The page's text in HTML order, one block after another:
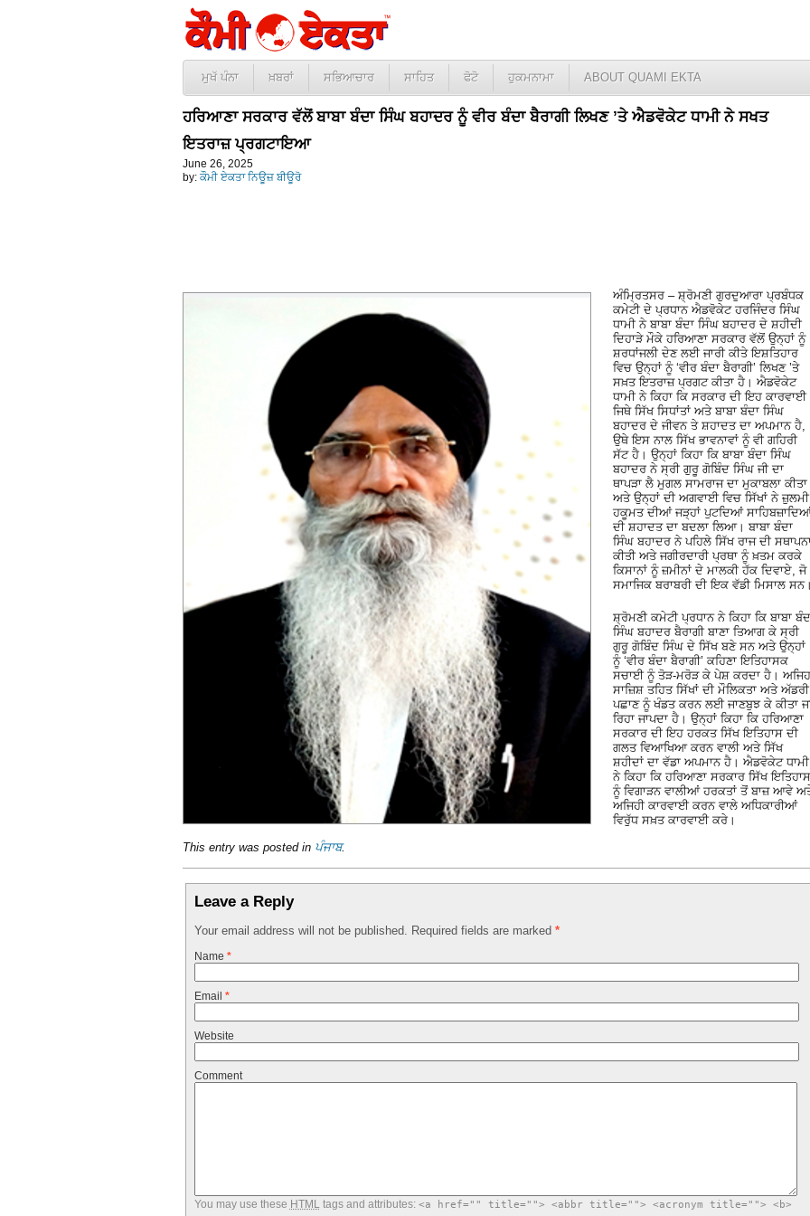
ਮੁਖੱ ਪੰਨਾ ਖ਼ਬਰਾਂ ਸਭਿਆਚਾਰ ਸਾਹਿਤ ਫੋਟੋ ਹੁਕਮਨਾਮਾ ABOUT QUAMI EKTA
ਹਰਿਆਣਾ ਸਰਕਾਰ ਵੱਲੋਂ ਬਾਬਾ ਬੰਦਾ ਸਿੰਘ ਬਹਾਦਰ ਨੂੰ ਵੀਰ ਬੰਦਾ ਬੈਰਾਗੀ ਲਿਖਣ ’ਤੇ ਐਡਵੋਕੇਟ ਧਾਮੀ ਨੇ ਸਖਤ
ਇਤਰਾਜ਼ ਪ੍ਰਗਟਾਇਆ
June 26, 2025
by: ਕੌਮੀ ਏਕਤਾ ਨਿਊਜ਼ ਬੀਊਰੋ
ਅੰਮ੍ਰਿਤਸਰ – ਸ਼੍ਰੋਮਣੀ ਗੁਰਦੁਆਰਾ ਪ੍ਰਬੰਧਕ
ਕਮੇਟੀ ਦੇ ਪ੍ਰਧਾਨ ਐਡਵੋਕੇਟ ਹਰਜਿੰਦਰ ਸਿੰਘ
ਧਾਮੀ ਨੇ ਬਾਬਾ ਬੰਦਾ ਸਿੰਘ ਬਹਾਦਰ ਦੇ ਸ਼ਹੀਦੀ
ਦਿਹਾੜੇ ਮੌਕੇ ਹਰਿਆਣਾ ਸਰਕਾਰ ਵੱਲੋਂ ਉਨ੍ਹਾਂ ਨੂੰ
ਸ਼ਰਧਾਂਜਲੀ ਦੇਣ ਲਈ ਜਾਰੀ ਕੀਤੇ ਇਸ਼ਤਿਹਾਰ
ਵਿਚ ਉਨ੍ਹਾਂ ਨੂੰ ‘ਵੀਰ ਬੰਦਾ ਬੈਰਾਗੀ’ ਲਿਖਣ ’ਤੇ
ਸਖ਼ਤ ਇਤਰਾਜ਼ ਪ੍ਰਗਟ ਕੀਤਾ ਹੈ। ਐਡਵੋਕੇਟ
ਧਾਮੀ ਨੇ ਕਿਹਾ ਕਿ ਸਰਕਾਰ ਦੀ ਇਹ ਕਾਰਵਾਈ
ਜਿਥੇ ਸਿੱਖ ਸਿਧਾਂਤਾਂ ਅਤੇ ਬਾਬਾ ਬੰਦਾ ਸਿੰਘ
ਬਹਾਦਰ ਦੇ ਜੀਵਨ ਤੇ ਸ਼ਹਾਦਤ ਦਾ ਅਪਮਾਨ ਹੈ,
ਉਥੇ ਇਸ ਨਾਲ ਸਿੱਖ ਭਾਵਨਾਵਾਂ ਨੂੰ ਵੀ ਗਹਿਰੀ
ਸੱਟ ਹੈ। ਉਨ੍ਹਾਂ ਕਿਹਾ ਕਿ ਬਾਬਾ ਬੰਦਾ ਸਿੰਘ
ਬਹਾਦਰ ਨੇ ਸ੍ਰੀ ਗੁਰੂ ਗੋਬਿੰਦ ਸਿੰਘ ਜੀ ਦਾ
ਥਾਪੜਾ ਲੈ ਮੁਗਲ ਸਾਮਰਾਜ ਦਾ ਮੁਕਾਬਲਾ ਕੀਤਾ
ਅਤੇ ਉਨ੍ਹਾਂ ਦੀ ਅਗਵਾਈ ਵਿਚ ਸਿੱਖਾਂ ਨੇ ਜ਼ੁਲਮੀ
ਹਕੂਮਤ ਦੀਆਂ ਜੜ੍ਹਾਂ ਪੁਟਦਿਆਂ
ਦੀ ਸ਼ਹਾਦਤ ਦਾ ਬਦਲਾ ਲਿਆ। ਬਾਬਾ ਬੰਦਾ
ਸਿੰਘ ਬਹਾਦਰ ਨੇ ਪਹਿਲੇ ਸਿੱਖ ਰਾਜ ਦੀ
ਕੀਤੀ ਅਤੇ ਜਗੀਰਦਾਰੀ ਪ੍ਰਥਾ ਨੂੰ ਖ਼ਤਮ ਕਰਕੇ
ਕਿਸਾਨਾਂ ਨੂੰ ਜ਼ਮੀਨਾਂ ਦੇ ਮਾਲਕੀ ਹੱਕ ਦਿਵਾਏ, ਜੋ
ਸਮਾਜਿਕ ਬਰਾਬਰੀ ਦੀ ਇਕ ਵੱਡੀ ਮਿਸਾਲ ਸਨ।
ਸ਼੍ਰੋਮਣੀ ਕਮੇਟੀ ਪ੍ਰਧਾਨ ਨੇ ਕਿਹਾ ਕਿ ਬਾਬਾ
ਸਿੰਘ ਬਹਾਦਰ ਬੈਰਾਗੀ ਬਾਣਾ ਤਿਆਗ ਕੇ ਸ੍ਰੀ
ਗੁਰੂ ਗੋਬਿੰਦ ਸਿੰਘ ਦੇ ਸਿੱਖ ਬਣੇ ਸਨ ਅਤੇ ਉਨ੍ਹਾਂ
ਨੂੰ ‘ਵੀਰ ਬੰਦਾ ਬੈਰਾਗੀ’ ਕਹਿਣਾ ਇਤਿਹਾਸਕ
ਸਚਾਈ ਨੂੰ ਤੋੜ-ਮਰੋੜ ਕੇ ਪੇਸ਼ ਕਰਦਾ ਹੈ।
ਸਾਜ਼ਿਸ਼ ਤਹਿਤ ਸਿੱਖਾਂ ਦੀ ਮੌਲਿਕਤਾ ਅਤੇ ਅੱਡਰੀ
ਪਛਾਣ ਨੂੰ ਖੰਡਤ ਕਰਨ ਲਈ ਜਾਣਬੁਝ ਕੇ ਕੀਤਾ
ਰਿਹਾ ਜਾਪਦਾ ਹੈ। ਉਨ੍ਹਾਂ ਕਿਹਾ ਕਿ ਹਰਿਆਣਾ
ਸਰਕਾਰ ਦੀ ਇਹ ਹਰਕਤ ਸਿੱਖ ਇਤਿਹਾਸ ਦੀ
ਗਲਤ ਵਿਆਖਿਆ ਕਰਨ ਵਾਲੀ ਅਤੇ ਸਿੱਖ
ਸ਼ਹੀਦਾਂ ਦਾ ਵੱਡਾ ਅਪਮਾਨ ਹੈ। ਐਡਵੋਕੇਟ ਧਾਮੀ
ਨੇ ਕਿਹਾ ਕਿ ਹਰਿਆਣਾ ਸਰਕਾਰ ਸਿੱਖ ਇਤਿਹਾਸ
ਨੂੰ ਵਿਗਾੜਨ ਵਾਲੀਆਂ ਹਰਕਤਾਂ ਤੋਂ ਬਾਜ਼ ਆਵੇ
ਅਜਿਹੀ ਕਾਰਵਾਈ ਕਰਨ ਵਾਲੇ ਅਧਿਕਾਰੀਆਂ
ਵਿਰੁੱਧ ਸਖ਼ਤ ਕਾਰਵਾਈ ਕਰੇ।
This entry was posted in ਪੰਜਾਬ.
Leave a Reply
Your email address will not be published. Required fields are marked *
Name *
Email *
Website
Comment
You may use these HTMLtags and attributes: <a href="" title=""> <abbr title=""> <acronym title=""> <b>